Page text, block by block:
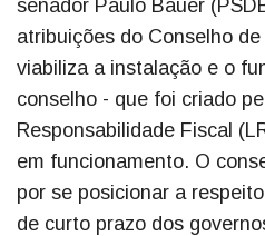
senador Paulo Bauer
atribuições do Conselho
viabiliza a instalação e o
conselho - que foi criado
Responsabilidade Fiscal
em funcionamento. O
por se posicionar a
de curto prazo dos